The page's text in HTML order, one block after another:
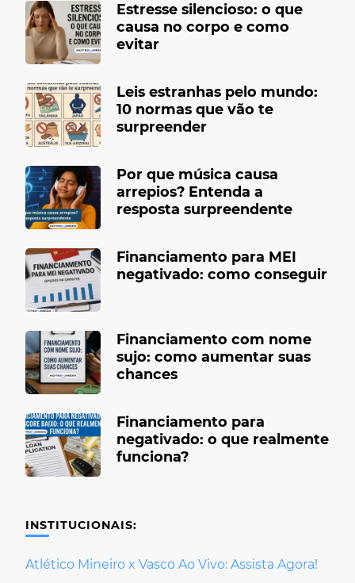
Estresse silencioso: o que
causa no corpo e como
evitar
Leis estranhas pelo mundo:
10 normas que vão te
surpreender
Por que música causa
arrepios? Entenda a
resposta surpreendente
Financiamento para MEI
negativado: como conseguir
Financiamento com nome
sujo: como aumentar suas
chances
Financiamento para
negativado: o que realmente
funciona?
INSTITUCIONAIS:
Atlético Mineiro x Vasco Ao Vivo: Assista Agora!